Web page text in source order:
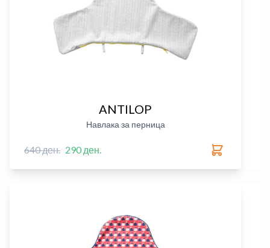
ANTILOP
Навлака за перница
640 ден. 290 ден.